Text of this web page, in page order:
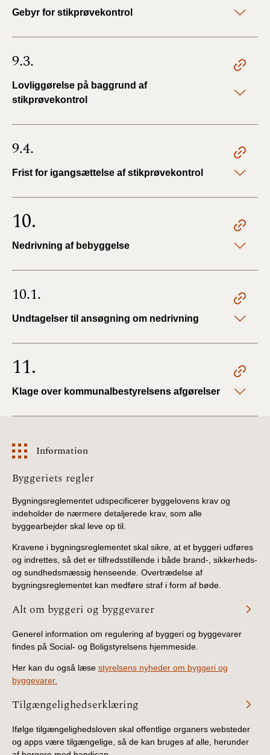
Gebyr for stikprøvekontrol
9.3.
Lovliggørelse på baggrund af
stikprøvekontrol
9.4.
Frist for igangsættelse af stikprøvekontrol
10.
Nedrivning af bebyggelse
10.1.
Undtagelser til ansøgning om nedrivning
11.
Klage over kommunalbestyrelsens afgørelser
Information
Information
Byggeriets regler
Bygningsreglementet udspecificerer byggelovens krav og
indeholder de nærmere detaljerede krav, som alle
byggearbejder skal leve op til.
Kravene i bygningsreglementet skal sikre, at et byggeri udføres
og indrettes, så det er tilfredsstillende i både brand-, sikkerheds-
og sundhedsmæssig henseende. Overtrædelse af
bygningsreglementet kan medføre straf i form af bøde.
Alt om byggeri og byggevarer
Generel information om regulering af byggeri og byggevarer
findes på Social- og Boligstyrelsens hjemmeside.
Her kan du også læse styrelsens nyheder om byggeri og
byggevarer.
Tilgængelighedserklæring
Ifølge tilgængelighedsloven skal offentlige organers websteder
og apps være tilgængelige, så de kan bruges af alle, herunder